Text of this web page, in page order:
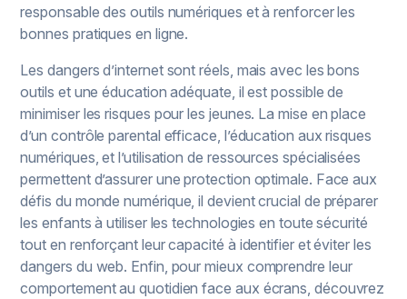
responsable des outils numériques et à renforcer les
bonnes pratiques en ligne.
Les dangers d’internet sont réels, mais avec les bons
outils et une éducation adéquate, il est possible de
minimiser les risques pour les jeunes. La mise en place
d’un contrôle parental efficace, l’éducation aux risques
numériques, et l’utilisation de ressources spécialisées
permettent d’assurer une protection optimale. Face aux
défis du monde numérique, il devient crucial de préparer
les enfants à utiliser les technologies en toute sécurité
tout en renforçant leur capacité à identifier et éviter les
dangers du web. Enfin, pour mieux comprendre leur
comportement au quotidien face aux écrans, découvrez